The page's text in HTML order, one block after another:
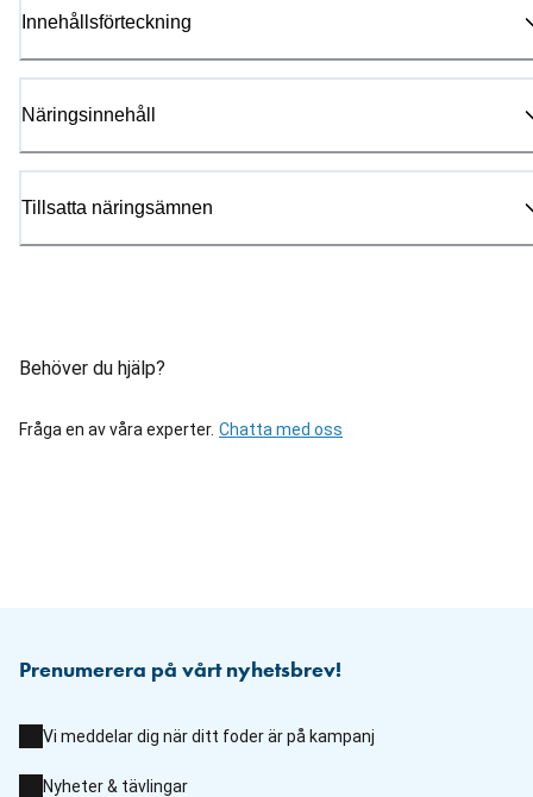
Innehållsförteckning
Näringsinnehåll
Tillsatta näringsämnen
Behöver du hjälp?
Fråga en av våra experter. Chatta med oss
Prenumerera på vårt nyhetsbrev!
Vi meddelar dig när ditt foder är på kampanj
Nyheter & tävlingar